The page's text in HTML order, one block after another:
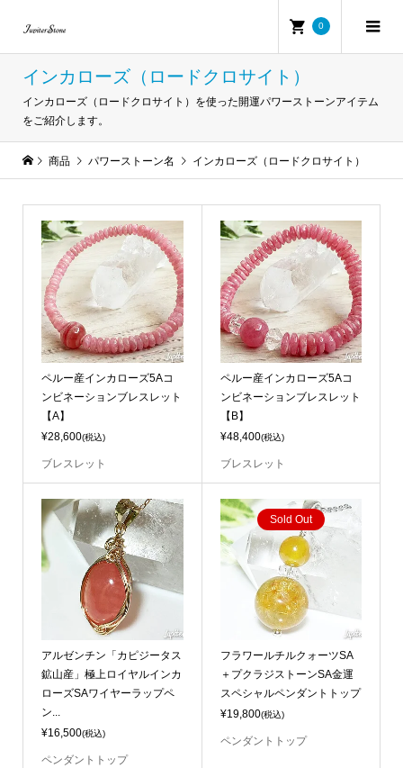
0
インカローズ（ロードクロサイト）
インカローズ（ロードクロサイト）を使った開運パワーストーンアイテム
をご紹介します。
商品 パワーストーン名 インカローズ（ロードクロサイト）
ペルー産インカローズ5Aコ
ンビネーションブレスレット
【A】
¥28,600(税込)
ブレスレット
ペルー産インカローズ5Aコ
ンビネーションブレスレット
【B】
¥48,400(税込)
ブレスレット
アルゼンチン「カピジータス
鉱山産」極上ロイヤルインカ
ローズSAワイヤーラップペ
ン...
¥16,500(税込)
ペンダントトップ
Sold Out
フラワールチルクォーツSA
＋プクラジストーンSA金運
スペシャルペンダントトップ
¥19,800(税込)
ペンダントトップ